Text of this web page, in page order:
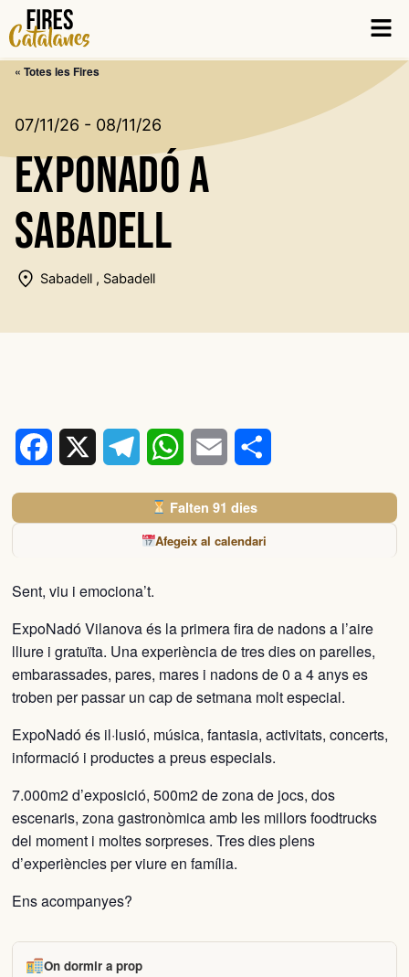
« Totes les Fires
07/11/26 - 08/11/26
ExpoNadó a
Sabadell
Sabadell , Sabadell
Facebook TelegramWhatsApp
Email
Falten 91 dies
Afegeix al calendari
Sent, viu i emociona’t.
ExpoNadó Vilanova és la primera fira de nadons a l’aire
lliure i gratuïta. Una experiència de tres dies on parelles,
embarassades, pares, mares i nadons de 0 a 4 anys es
troben per passar un cap de setmana molt especial.
ExpoNadó és il·lusió, música, fantasia, activitats, concerts,
informació i productes a preus especials.
7.000m2 d’exposició, 500m2 de zona de jocs, dos
escenaris, zona gastronòmica amb les millors foodtrucks
del moment i moltes sorpreses. Tres dies plens
d’experiències per viure en família.
Ens acompanyes?
On dormir a prop